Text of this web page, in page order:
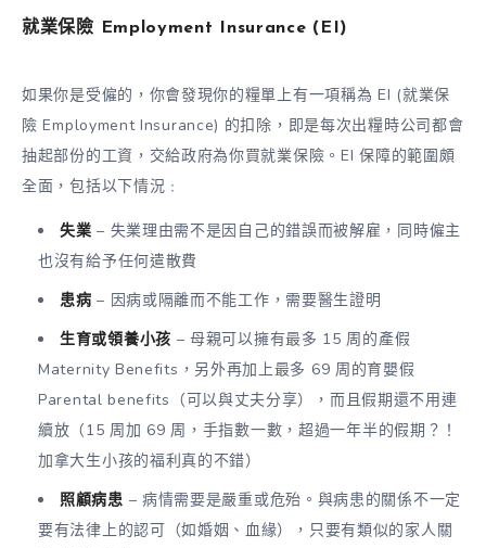
就業保險 Employment Insurance (EI)
如果你是受僱的，你會發現你的糧單上有一項稱為 EI (就業保
險 Employment Insurance) 的扣除，即是每次出糧時公司都會
抽起部份的工資，交給政府為你買就業保險。EI 保障的範圍頗
全面，包括以下情況﹕
失業 – 失業理由需不是因自己的錯誤而被解雇，同時僱主
也沒有給予任何遣散費
患病 – 因病或隔離而不能工作，需要醫生證明
生育或領養小孩 – 母親可以擁有最多 15 周的產假
Maternity Benefits，另外再加上最多 69 周的育嬰假
Parental benefits（可以與丈夫分享），而且假期還不用連
續放（15 周加 69 周，手指數一數，超過一年半的假期？！
加拿大生小孩的福利真的不錯）
照顧病患 – 病情需要是嚴重或危殆。與病患的關係不一定
要有法律上的認可（如婚姻、血緣），只要有類似的家人關